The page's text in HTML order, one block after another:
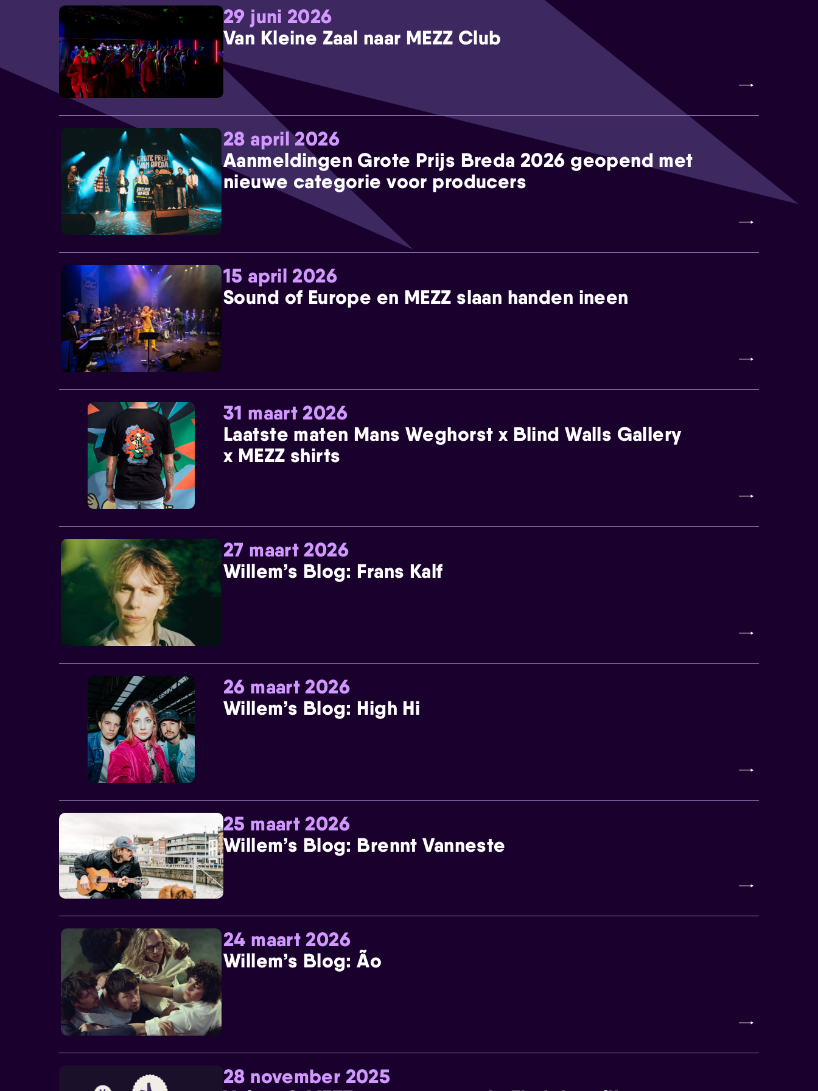
29 juni 2026
Van Kleine Zaal naar MEZZ Club
28 april 2026
Aanmeldingen Grote Prijs Breda 2026 geopend met
nieuwe categorie voor producers
15 april 2026
Sound of Europe en MEZZ slaan handen ineen
31 maart 2026
Laatste maten Mans Weghorst x Blind Walls Gallery
x MEZZ shirts
27 maart 2026
Willem’s Blog: Frans Kalf
26 maart 2026
Willem’s Blog: High Hi
25 maart 2026
Willem’s Blog: Brennt Vanneste
24 maart 2026
Willem’s Blog: Ão
28 november 2025